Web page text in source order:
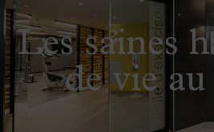
Les saines
de vie